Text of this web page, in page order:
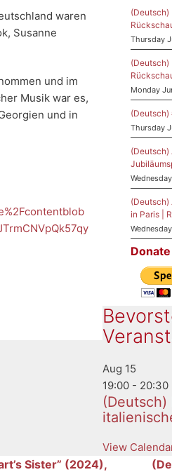
waren
Susanne
und im
Musik war es,
und in
(Deutsch)
Thursday
(Deutsch)
Monday
Thursday
(Deutsch)
(Deutsch)
in Paris |
Donate
Aug 15
19:00 - 20:30
View
Sister” (2024),